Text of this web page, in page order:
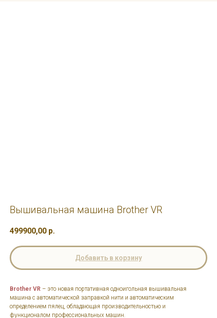
Вышивальная машина Brother VR
499900,00 р.
Добавить в корзину
Brother VR – это новая портативная одноигольная вышивальная
машина с автоматической заправкой нити и автоматическим
определением пялец, обладающая производительностью и
функционалом профессиональных машин.